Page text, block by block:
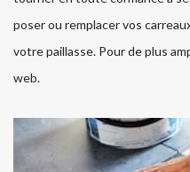
poser ou remplacer vos
votre paillasse. Pour de plus
web.